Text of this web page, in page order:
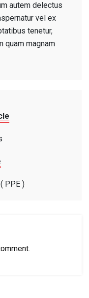
autem delectus
vel ex
tenetur,
quam magnam
PPE )